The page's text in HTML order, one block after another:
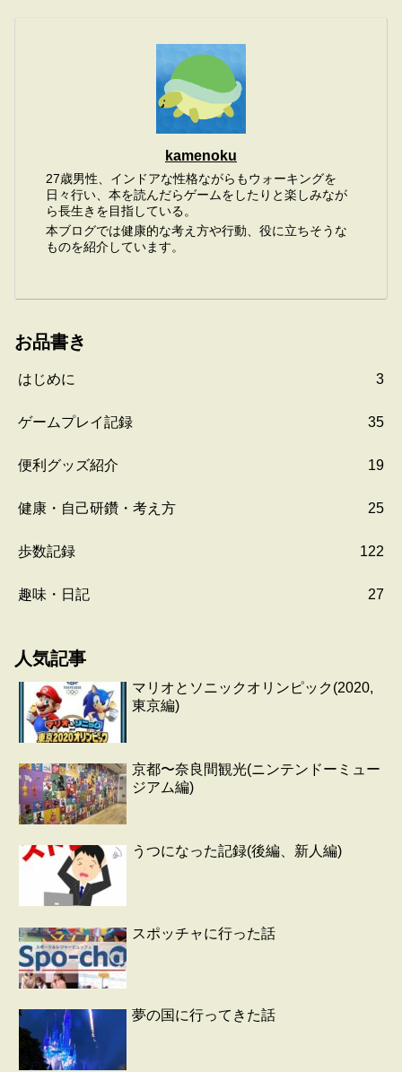
kamenoku
27歳男性、インドアな性格ながらもウォーキングを
日々行い、本を読んだらゲームをしたりと楽しみなが
ら長生きを目指している。
本ブログでは健康的な考え方や行動、役に立ちそうな
ものを紹介しています。
お品書き
はじめに 3
ゲームプレイ記録 35
便利グッズ紹介 19
健康・自己研鑽・考え方 25
歩数記録 122
趣味・日記 27
人気記事
マリオとソニックオリンピック(2020,
東京編)
京都〜奈良間観光(ニンテンドーミュー
ジアム編)
うつになった記録(後編、新人編)
スポッチャに行った話
夢の国に行ってきた話